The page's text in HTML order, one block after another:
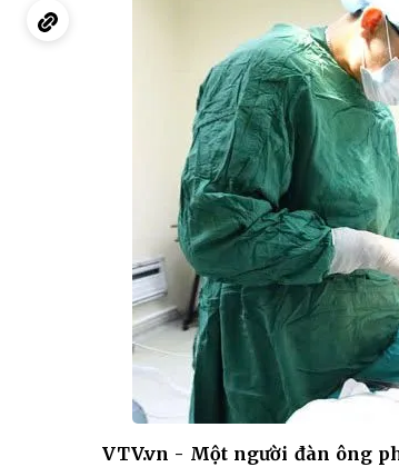
VTV.vn - Một người đàn ông